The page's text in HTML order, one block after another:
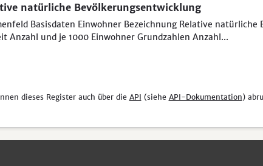
natürliche Bevölkerungsentwicklung
Basisdaten Einwohner Bezeichnung Relative natürliche
Anzahl und je 1000 Einwohner Grundzahlen Anzahl...
dieses Register auch über die API (siehe API-Dokumentation)